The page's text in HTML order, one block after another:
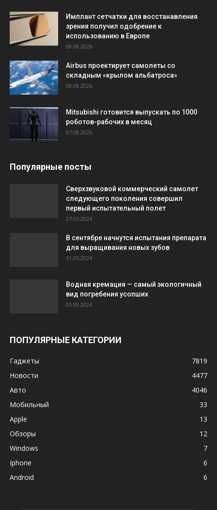
Имплант сетчатки для восстанавления
зрения получил одобрение к
использованию в Европе
08.08.2026
Airbus проектирует самолеты со
складным «крылом альбатроса»
08.08.2026
Mitsubishi готовится выпускать по 1000
роботов-рабочих в месяц
07.08.2026
Популярные посты
Сверхзвуковой коммерческий самолет
следующего поколения совершил
первый испытательный полет
27.03.2024
В сентябре начнутся испытания препарата
для выращивания новых зубов
31.05.2024
Водная кремация — самый экологичный
вид погребения усопших
05.09.2024
ПОПУЛЯРНЫЕ КАТЕГОРИИ
Гаджеты
7819
Новости
4477
Авто
4046
Мобильный
33
Apple
13
Обзоры
12
Windows
7
Iphone
6
Android
6